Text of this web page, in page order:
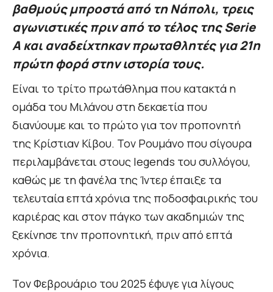
βαθμούς μπροστά από τη Νάπολι, τρεις
αγωνιστικές πριν από το τέλος της Serie
A και αναδείχτηκαν πρωταθλητές για 21η
πρώτη φορά στην ιστορία τους.
Είναι το τρίτο πρωτάθλημα που κατακτά η
ομάδα του Μιλάνου στη δεκαετία που
διανύουμε και το πρώτο για τον προπονητή
της Κρίστιαν Κίβου. Τον Ρουμάνο που σίγουρα
περιλαμβάνεται στους legends του συλλόγου,
καθώς με τη φανέλα της Ίντερ έπαιξε τα
τελευταία επτά χρόνια της ποδοσφαιρικής του
καριέρας και στον πάγκο των ακαδημιών της
ξεκίνησε την προπονητική, πριν από επτά
χρόνια.
Τον Φεβρουάριο του 2025 έφυγε για λίγους